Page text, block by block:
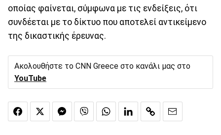
οποίας φαίνεται, σύμφωνα με τις ενδείξεις, ότι
συνδέεται με το δίκτυο που αποτελεί αντικείμενο
της δικαστικής έρευνας.
Ακολουθήστε το CNN Greece στο κανάλι μας στο
YouTube